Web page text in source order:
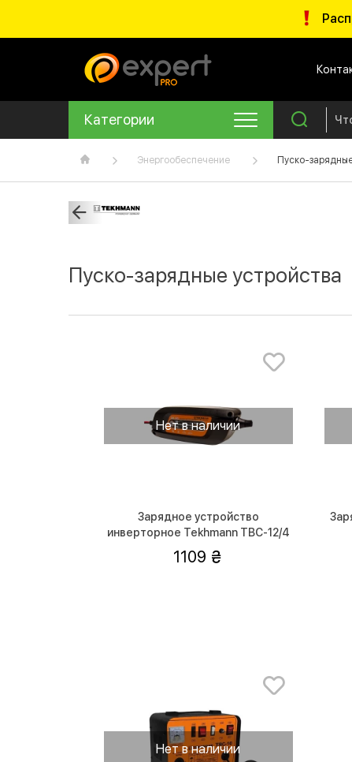
Категории
Энергообеспечение Пуско-
Пуско-зарядные устройства
Нет в наличии
Зарядное устройство
инверторное Tekhmann TBC-12/4
1109
Нет в наличии